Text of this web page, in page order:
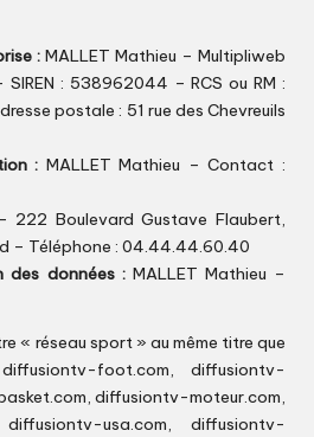
: MALLET Mathieu – Multipliweb
: 538962044 – RCS ou RM :
postale : 51 rue des Chevreuils
: MALLET Mathieu – Contact :
Boulevard Gustave Flaubert,
– Téléphone : 04.44.44.60.40
des données : MALLET Mathieu –
« réseau sport » au même titre que
diffusiontv-foot.com,diffusiontv-
, diffusiontv-moteur.com,
diffusiontv-usa.com, diffusiontv-